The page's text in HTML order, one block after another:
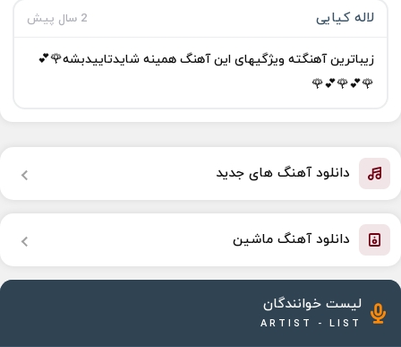
لاله کیایی 2 سال پیش
زیباترین آهنگته ویژگیهای این آهنگ همینه شایدتاییدبشه🌹💕
🌹💕🌹💕🌹
دانلود آهنگ های جدید
دانلود آهنگ ماشین
لیست خوانندگان
ARTIST - LIST